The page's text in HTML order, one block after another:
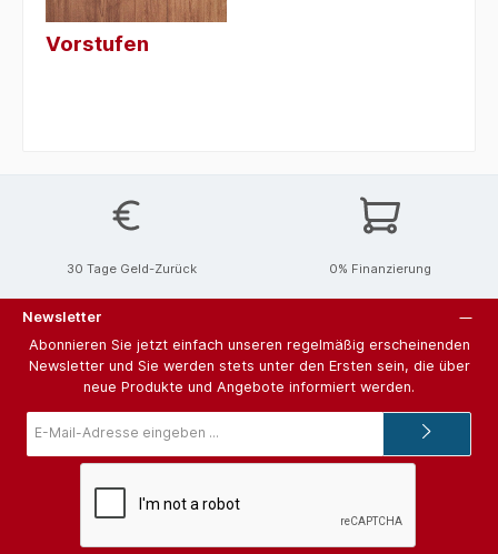
Vorstufen
30 Tage Geld-Zurück 0% Finanzierung
Newsletter
Abonnieren Sie jetzt einfach unseren regelmäßig erscheinenden
Newsletter und Sie werden stets unter den Ersten sein, die über
neue Produkte und Angebote informiert werden.
Mail-